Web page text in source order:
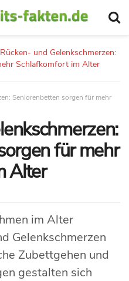
Rücken- und Gelenkschmerzen:
Schlafkomfort im Alter
Seniorenbetten sorgen für mehr
für mehr
Alter
im Alter
Gelenkschmerzen
Zubettgehen und
gestalten sich